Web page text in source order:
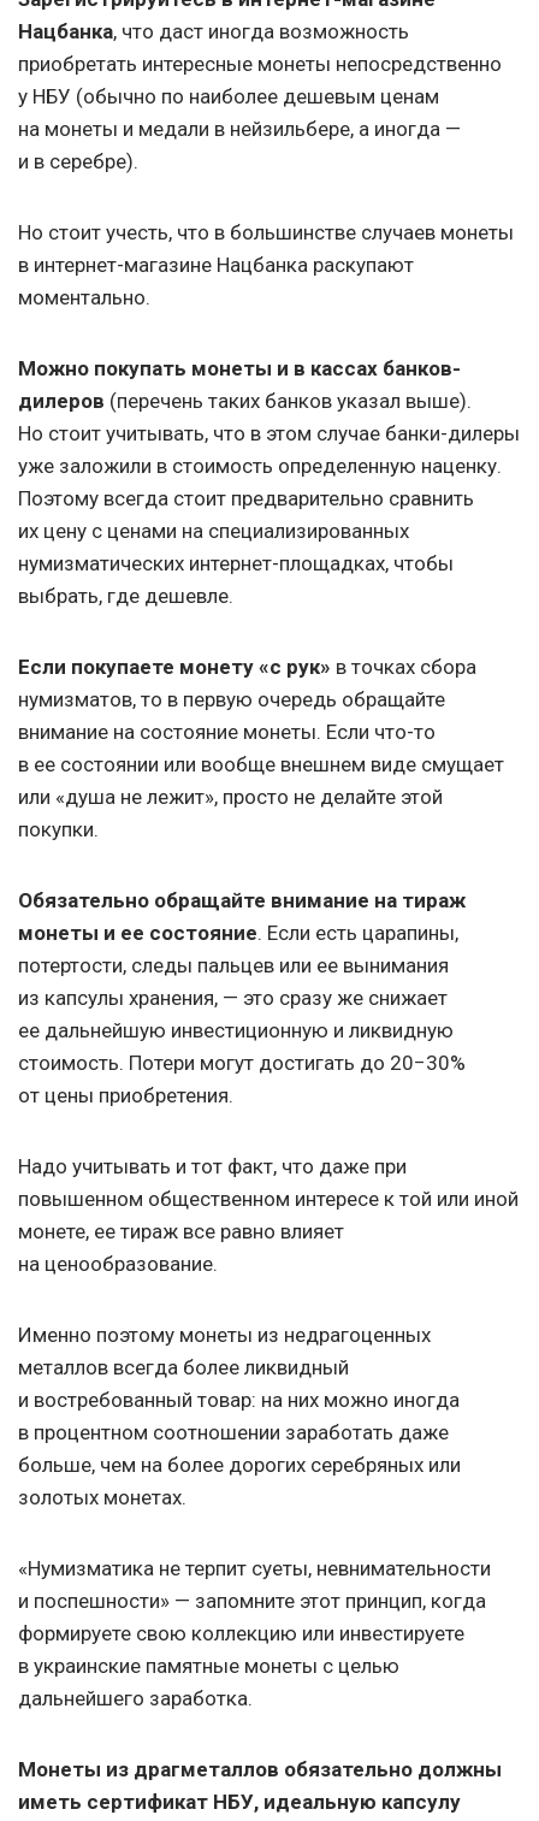
Нацбанка, что даст иногда возможность
приобретать интересные монеты непосредственно
у НБУ (обычно по наиболее дешевым ценам
на монеты и медали в нейзильбере, а иногда —
и в серебре).
Но стоит учесть, что в большинстве случаев монеты
в интернет-магазине Нацбанка раскупают
моментально.
Можно покупать монеты и в кассах банков-
дилеров (перечень таких банков указал выше).
Но стоит учитывать, что в этом случае банки-дилеры
уже заложили в стоимость определенную наценку.
Поэтому всегда стоит предварительно сравнить
их цену с ценами на специализированных
нумизматических интернет-площадках, чтобы
выбрать, где дешевле.
Если покупаете монету «с рук» в точках сбора
нумизматов, то в первую очередь обращайте
внимание на состояние монеты. Если что-то
в ее состоянии или вообще внешнем виде смущает
или «душа не лежит», просто не делайте этой
покупки.
Обязательно обращайте внимание на тираж
монеты и ее состояние. Если есть царапины,
потертости, следы пальцев или ее вынимания
из капсулы хранения, — это сразу же снижает
ее дальнейшую инвестиционную и ликвидную
стоимость. Потери могут достигать до 20−30%
от цены приобретения.
Надо учитывать и тот факт, что даже при
повышенном общественном интересе к той или иной
монете, ее тираж все равно влияет
на ценообразование.
Именно поэтому монеты из недрагоценных
металлов всегда более ликвидный
и востребованный товар: на них можно иногда
в процентном соотношении заработать даже
больше, чем на более дорогих серебряных или
золотых монетах.
«Нумизматика не терпит суеты, невнимательности
и поспешности» — запомните этот принцип, когда
формируете свою коллекцию или инвестируете
в украинские памятные монеты с целью
дальнейшего заработка.
Монеты из драгметаллов обязательно должны
иметь сертификат НБУ, идеальную капсулу